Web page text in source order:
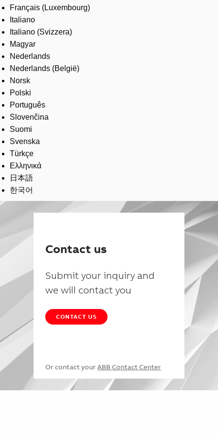
Français (Luxembourg)
Italiano
Italiano (Svizzera)
Magyar
Nederlands
Nederlands (België)
Norsk
Polski
Português
Slovenčina
Suomi
Svenska
Türkçe
Ελληνικά
日本語
한국어
Contact us
Submit your inquiry and
we will contact you
CONTACT US
Or contact your ABB Contact Center